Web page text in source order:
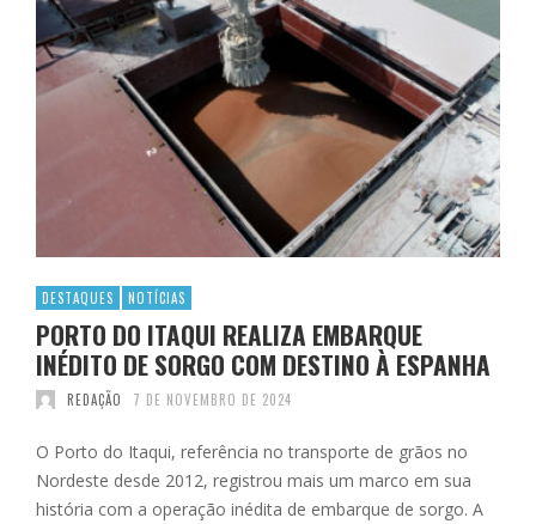
DESTAQUES NOTÍCIAS
PORTO DO ITAQUI REALIZA EMBARQUE
INÉDITO DE SORGO COM DESTINO À ESPANHA
REDAÇÃO 7 DE NOVEMBRO DE 2024
O Porto do Itaqui, referência no transporte de grãos no
Nordeste desde 2012, registrou mais um marco em sua
história com a operação inédita de embarque de sorgo. A